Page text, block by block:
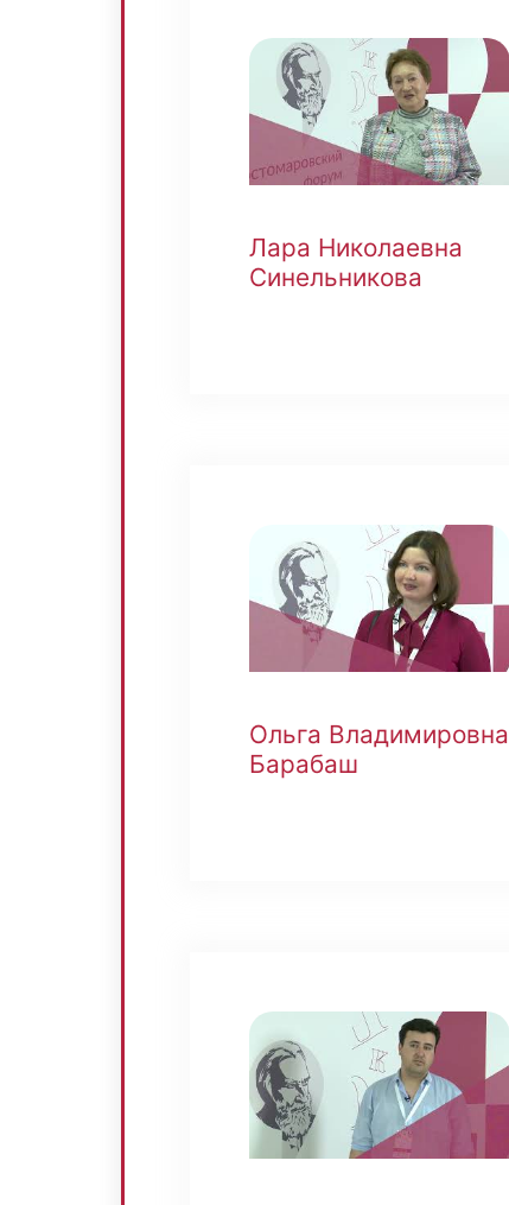
Лара Николаевна
Синельникова
Ольга Владимировна
Барабаш